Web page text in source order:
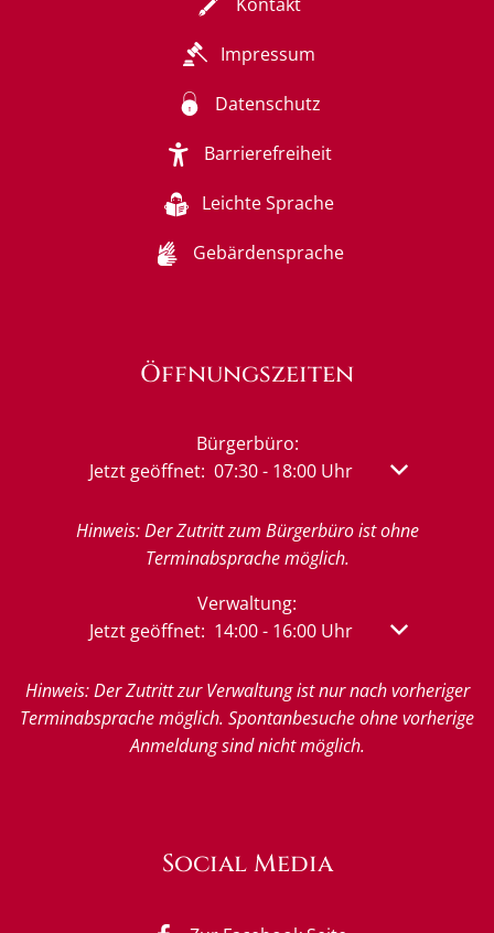
Impressum
Datenschutz
Barrierefreiheit
Leichte Sprache
Gebärdensprache
Öffnungszeiten
Bürgerbüro:
Klicken, um weitere Öffnungs- oder
Jetzt geöffnet: 07:30- 18:00Uhr Von 07:30
Hinweis: Der Zutritt zum Bürgerbüro ist ohne
Terminabsprache möglich.
Verwaltung:
Klicken, um weitere Öffnungs- oder
Jetzt geöffnet: 14:00- 16:00Uhr Von 14:00
Hinweis: Der Zutritt zur Verwaltung ist nur nach vorheriger
Terminabsprache möglich. Spontanbesuche ohne vorherige
Anmeldung sind nicht möglich.
Social Media